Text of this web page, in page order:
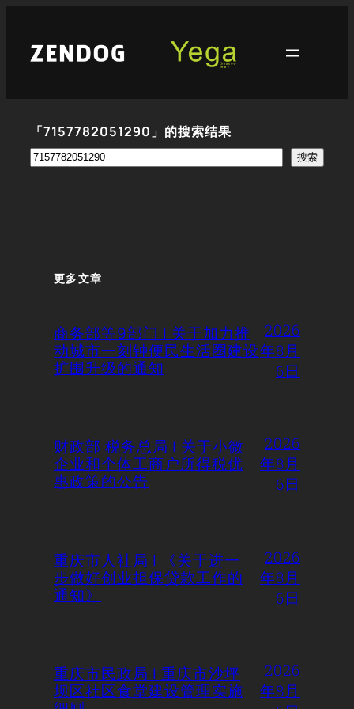
「7157782051290」的搜索结果
搜
搜索
更多文章
商务部等9部门 | 关于加力推
动城市一刻钟便民生活圈建设
扩围升级的通知
2026
年8月
6日
财政部 税务总局 | 关于小微
企业和个体工商户所得税优
惠政策的公告
2026
年8月
6日
重庆市人社局 | 《关于进一
步做好创业担保贷款工作的
通知》
2026
年8月
6日
重庆市民政局 | 重庆市沙坪
坝区社区食堂建设管理实施
2026
年8月